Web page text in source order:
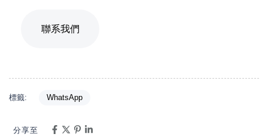
聯系我們
標籤: WhatsApp
分享至